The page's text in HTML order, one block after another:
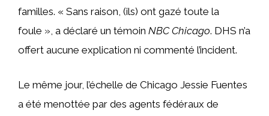
familles. « Sans raison, (ils) ont gazé toute la
foule », a déclaré un témoin NBC Chicago. DHS n’a
offert aucune explication ni commenté l’incident.
Le même jour, l’échelle de Chicago Jessie Fuentes
a été menottée par des agents fédéraux de